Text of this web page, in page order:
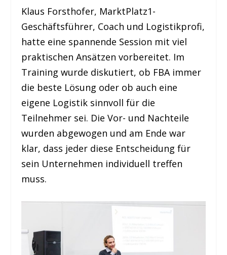
Klaus Forsthofer, MarktPlatz1-
Geschäftsführer, Coach und Logistikprofi,
hatte eine spannende Session mit viel
praktischen Ansätzen vorbereitet. Im
Training wurde diskutiert, ob FBA immer
die beste Lösung oder ob auch eine
eigene Logistik sinnvoll für die
Teilnehmer sei. Die Vor- und Nachteile
wurden abgewogen und am Ende war
klar, dass jeder diese Entscheidung für
sein Unternehmen individuell treffen
muss.